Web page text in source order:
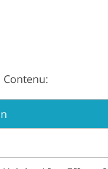
Contenu: